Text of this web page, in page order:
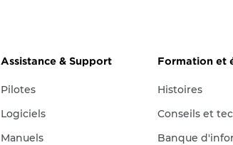
Assistance & Support
Pilotes
Logiciels
Manuels
Formation et
Histoires
Conseils et
Banque